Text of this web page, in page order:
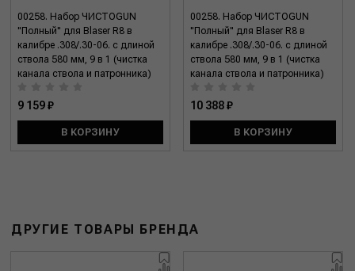
00258. Набор ЧИСТОGUN
"Полный" для Blaser R8 в
калибре .308/.30-06. с длиной
ствола 580 мм, 9 в 1 (чистка
канала ствола и патронника)
9 159 ₽
В КОРЗИНУ
00258. Набор ЧИСТОGUN
"Полный" для Blaser R8 в
калибре .308/.30-06. с длиной
ствола 580 мм, 9 в 1 (чистка
канала ствола и патронника)
10 388 ₽
В КОРЗИНУ
ДРУГИЕ ТОВАРЫ БРЕНДА